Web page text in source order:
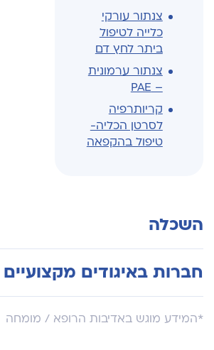
צנתור עורקי
כלייה לטיפול
ביתר לחץ דם
צנתור ערמונית
– PAE
קריותרפיה
לסרטן הכליה-
טיפול בהקפאה
השכלה
חברות באיגודים מקצועיים
הפולשנית – צפון אמריקה ורוסיה.
*המידע מוגש באדיבות הרופא / מומחה